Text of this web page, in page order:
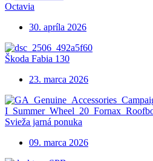
Octavia
30. apríla 2026
Škoda Fabia 130
23. marca 2026
Svieža jarná ponuka
09. marca 2026